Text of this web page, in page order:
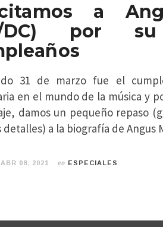
a
DC) por
31 de marzo fue el
en el mundo de la música y
damos un pequeño repaso
detalles) a la biografía de Angus
ABR 08, 2021 en ESPECIALES